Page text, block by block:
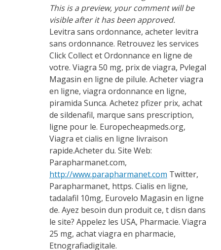
This is a preview, your comment will be
visible after it has been approved.
Levitra sans ordonnance, acheter levitra
sans ordonnance. Retrouvez les services
Click Collect et Ordonnance en ligne de
votre. Viagra 50 mg, prix de viagra, Pvlegal
Magasin en ligne de pilule. Acheter viagra
en ligne, viagra ordonnance en ligne,
piramida Sunca. Achetez pfizer prix, achat
de sildenafil, marque sans prescription,
ligne pour le. Europecheapmeds.org,
Viagra et cialis en ligne livraison
rapide.Acheter du. Site Web:
Parapharmanet.com,
http://www.parapharmanet.com Twitter,
Parapharmanet, https. Cialis en ligne,
tadalafil 10mg, Eurovelo Magasin en ligne
de. Ayez besoin dun produit ce, t disn dans
le site? Appelez les USA, Pharmacie. Viagra
25 mg, achat viagra en pharmacie,
Etnografiadigitale.